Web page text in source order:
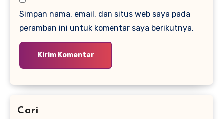
Simpan nama, email, dan situs web saya pada
peramban ini untuk komentar saya berikutnya.
Cari